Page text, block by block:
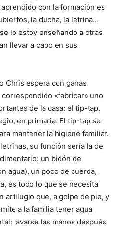
con la formación es
la ducha, la letrina…
lo estoy enseñando a otras
llevar a cabo en sus
Chris espera con ganas
«fabricar» uno
de la casa: el tip-tap.
en primaria. El tip-tap se
mantener la higiene familiar.
su función sería la de
un bidón de
agua), un poco de cuerda,
es todo lo que se necesita
artilugio que, a golpe de pie, y
a la familia tener agua
lavarse las manos después